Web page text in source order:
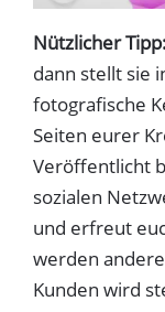
Nützlicher Tipp:
dann stellt sie
fotografische
Seiten eurer
Veröffentlicht
sozialen
und erfreut
werden
Kunden wird